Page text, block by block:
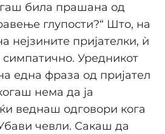
била прашана од
глупости?“ Што, на
нејзините пријателки, ѝ
симпатично. Уредникот
една фраза од пријател
нема да ја
веднаш одговори кога
чевли. Сакаш да